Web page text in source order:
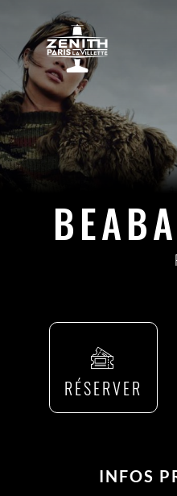
RÉSERVER
INFOS